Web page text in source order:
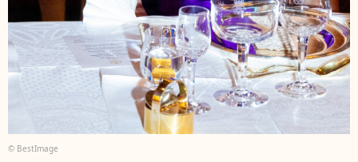
© BestImage